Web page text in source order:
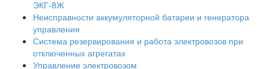
ЭКГ-8Ж
Неисправности аккумуляторной батареи и генератора
управления
Система резервирования и работа электровозов при
отключенных агрегатах
Управление электровозом